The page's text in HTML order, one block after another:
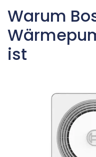
Warum
ist